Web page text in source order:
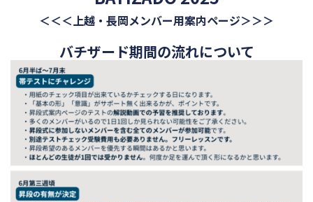
＜＜＜上越・長岡メンバー用案内ページ＞＞＞
バチザード期間の流れについて